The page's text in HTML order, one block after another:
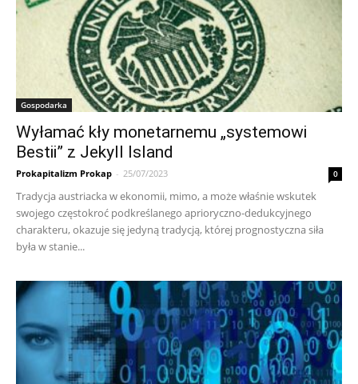
Gospodarka
Wyłamać kły monetarnemu „systemowi
Bestii” z Jekyll Island
Prokapitalizm Prokap - 25/07/2023 0
Tradycja austriacka w ekonomii, mimo, a może właśnie wskutek
swojego częstokroć podkreślanego aprioryczno-dedukcyjnego
charakteru, okazuje się jedyną tradycją, której prognostyczna siła
była w stanie...